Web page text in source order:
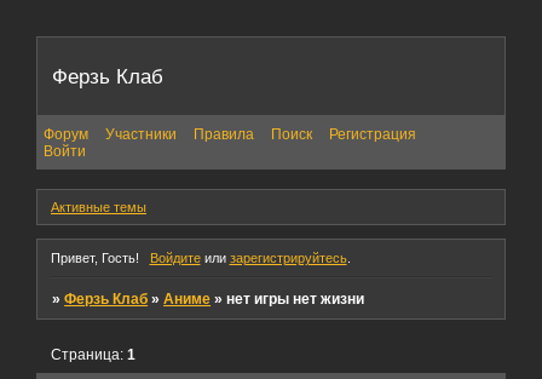
Ферзь Клаб
Форум Участники Правила Поиск
Регистрация
Войти
Активные темы
Привет, Гость! Войдитеили зарегистрируйтесь.
»Ферзь Клаб »Аниме »нет игры нет жизни
Страница:1